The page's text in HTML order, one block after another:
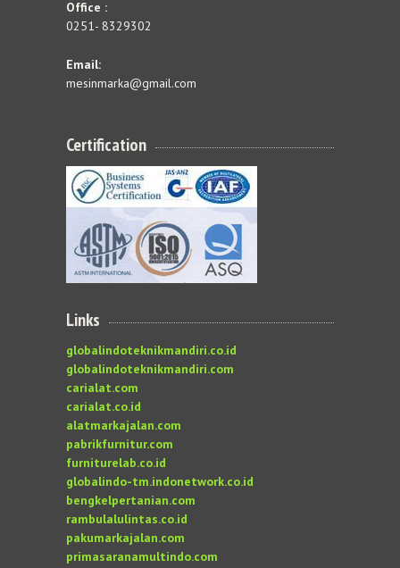
Office :
0251- 8329302
Email:
mesinmarka@gmail.com
Certification
Links
globalindoteknikmandiri.co.id
globalindoteknikmandiri.com
carialat.com
carialat.co.id
alatmarkajalan.com
pabrikfurnitur.com
furniturelab.co.id
globalindo-tm.indonetwork.co.id
bengkelpertanian.com
rambulalulintas.co.id
pakumarkajalan.com
primasaranamultindo.com